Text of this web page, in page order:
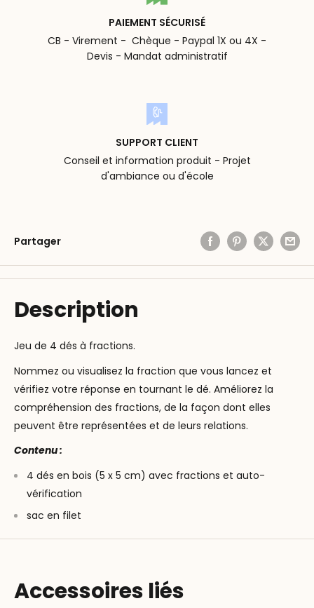
PAIEMENT SÉCURISÉ
CB - Virement - Chèque - Paypal 1X ou 4X -
Devis - Mandat administratif
SUPPORT CLIENT
Conseil et information produit - Projet
d'ambiance ou d'école
Partager
Description
Jeu de 4 dés à fractions.
Nommez ou visualisez la fraction que vous lancez et
vérifiez votre réponse en tournant le dé. Améliorez la
compréhension des fractions, de la façon dont elles
peuvent être représentées et de leurs relations.
Contenu :
4 dés en bois (5 x 5 cm) avec fractions et auto-
vérification
sac en filet
Accessoires liés